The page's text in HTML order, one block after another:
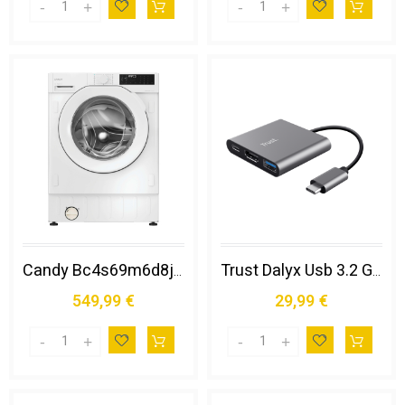
Candy Bc4s69m6d8j-s Lavatrice Caricamento Frontale 9 Kg 1600 Giri/min Bianco
549,99 €
Trust Dalyx Usb 3.2 Gen 1 (3.1 Gen 1) Type-c Alluminio, Nero
29,99 €